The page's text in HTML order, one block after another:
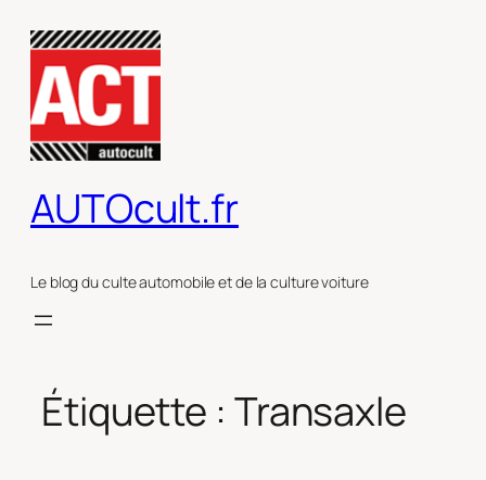
contenu
AUTOcult.fr
Le blog du culte automobile et de la culture voiture
Étiquette : Transaxle